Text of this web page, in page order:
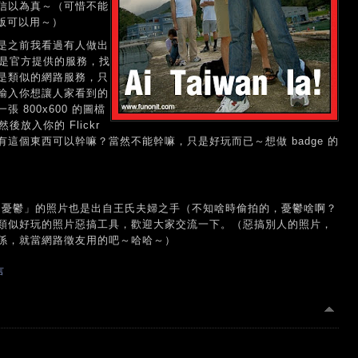
以為真～（可惜不能
以用～）
之前我看過有人做出
官方提供的服務，找
類似的網路服務，只
入你想讓人家看到的
張 800x600 的圖檔
後放入你的 Flickr
這個東西可以幹嘛？當然不能幹嘛，只是好玩而已～想做 badge 的
鬱」的照片也是出自王氏夫婦之手（不知啥時偷拍的，憂鬱啥啊？
好玩的照片惡搞工具，歡迎大家交流一下。（惡搞別人的照片，
就當網路徵友用的吧～哈哈～）